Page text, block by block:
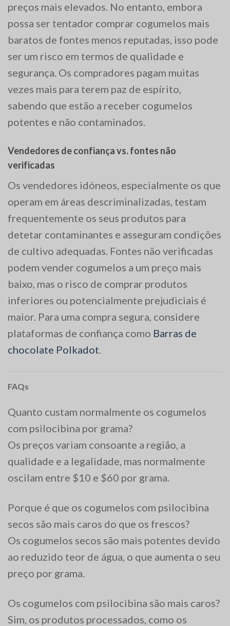
preços mais elevados. No entanto, embora
possa ser tentador comprar cogumelos mais
baratos de fontes menos reputadas, isso pode
ser um risco em termos de qualidade e
segurança. Os compradores pagam muitas
vezes mais para terem paz de espírito,
sabendo que estão a receber cogumelos
potentes e não contaminados.
Vendedores de confiança vs. fontes não
verificadas
Os vendedores idóneos, especialmente os que
operam em áreas descriminalizadas, testam
frequentemente os seus produtos para
detetar contaminantes e asseguram condições
de cultivo adequadas. Fontes não verificadas
podem vender cogumelos a um preço mais
baixo, mas o risco de comprar produtos
inferiores ou potencialmente prejudiciais é
maior. Para uma compra segura, considere
plataformas de confiança como Barras de
chocolate Polkadot.
FAQs
Quanto custam normalmente os cogumelos
com psilocibina por grama?
Os preços variam consoante a região, a
qualidade e a legalidade, mas normalmente
oscilam entre $10 e $60 por grama.
Porque é que os cogumelos com psilocibina
secos são mais caros do que os frescos?
Os cogumelos secos são mais potentes devido
ao reduzido teor de água, o que aumenta o seu
preço por grama.
Os cogumelos com psilocibina são mais caros?
Sim, os produtos processados, como os